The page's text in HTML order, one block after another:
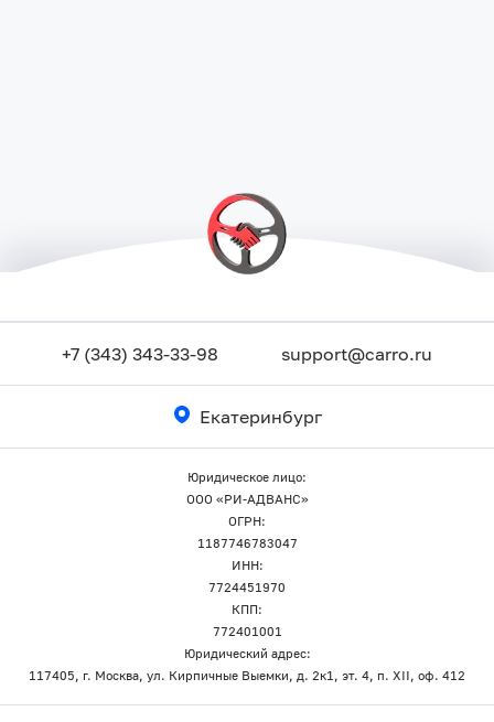
+7 (343) 343-33-98 support@carro.ru
Екатеринбург
Юридическое лицо:
ООО «РИ-АДВАНС»
ОГРН:
1187746783047
ИНН:
7724451970
КПП:
772401001
Юридический адрес:
117405, г. Москва, ул. Кирпичные Выемки, д. 2к1, эт. 4, п. XII, оф. 412